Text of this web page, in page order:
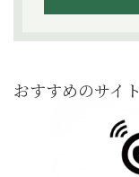
おすすめのサイト